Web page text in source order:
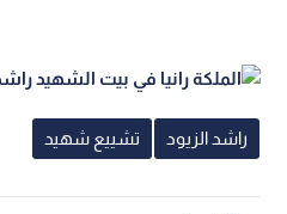
راشد الزيود تشييع شهيد